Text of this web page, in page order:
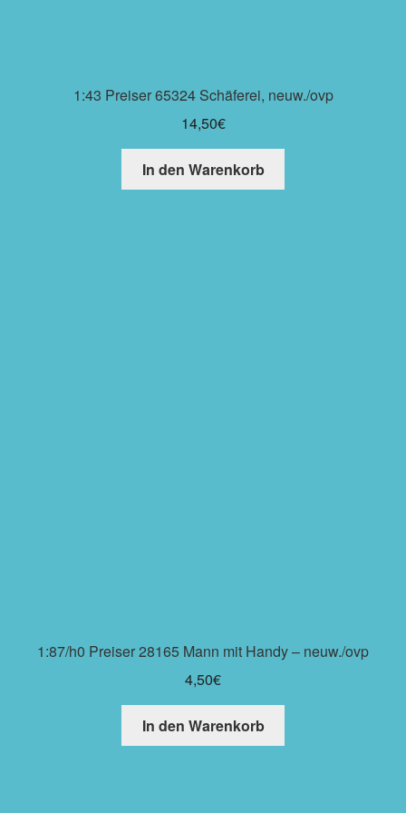
1:43 Preiser 65324 Schäferei, neuw./ovp
14,50€
In den Warenkorb
1:87/h0 Preiser 28165 Mann mit Handy – neuw./ovp
4,50€
In den Warenkorb